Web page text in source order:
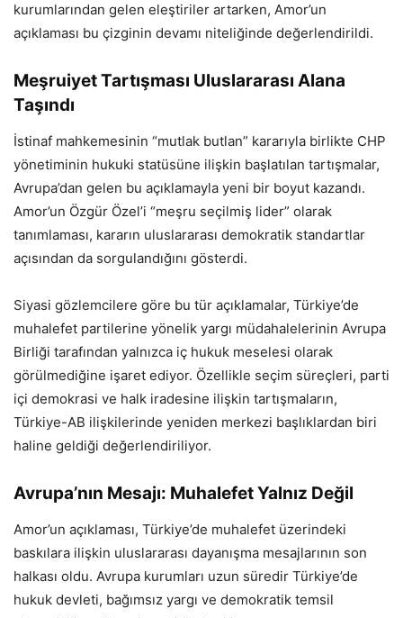
kurumlarından gelen eleştiriler artarken, Amor’un
açıklaması bu çizginin devamı niteliğinde değerlendirildi.
Meşruiyet Tartışması Uluslararası Alana
Taşındı
İstinaf mahkemesinin “mutlak butlan” kararıyla birlikte CHP
yönetiminin hukuki statüsüne ilişkin başlatılan tartışmalar,
Avrupa’dan gelen bu açıklamayla yeni bir boyut kazandı.
Amor’un Özgür Özel’i “meşru seçilmiş lider” olarak
tanımlaması, kararın uluslararası demokratik standartlar
açısından da sorgulandığını gösterdi.
Siyasi gözlemcilere göre bu tür açıklamalar, Türkiye’de
muhalefet partilerine yönelik yargı müdahalelerinin Avrupa
Birliği tarafından yalnızca iç hukuk meselesi olarak
görülmediğine işaret ediyor. Özellikle seçim süreçleri, parti
içi demokrasi ve halk iradesine ilişkin tartışmaların,
Türkiye-AB ilişkilerinde yeniden merkezi başlıklardan biri
haline geldiği değerlendiriliyor.
Avrupa’nın Mesajı: Muhalefet Yalnız Değil
Amor’un açıklaması, Türkiye’de muhalefet üzerindeki
baskılara ilişkin uluslararası dayanışma mesajlarının son
halkası oldu. Avrupa kurumları uzun süredir Türkiye’de
hukuk devleti, bağımsız yargı ve demokratik temsil